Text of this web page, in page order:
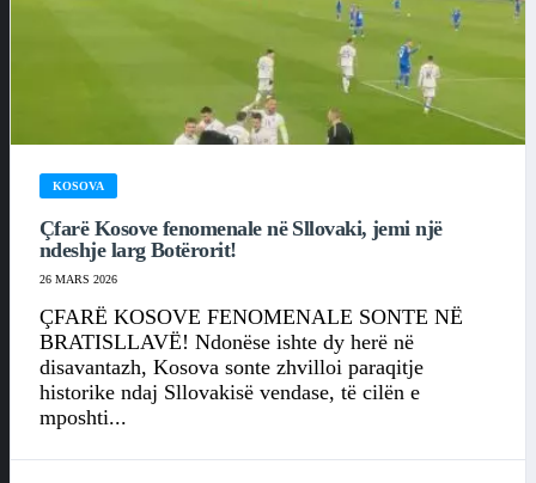
KOSOVA
Çfarë Kosove fenomenale në Sllovaki, jemi një
ndeshje larg Botërorit!
26 MARS 2026
ÇFARË KOSOVE FENOMENALE SONTE NË
BRATISLLAVË! Ndonëse ishte dy herë në
disavantazh, Kosova sonte zhvilloi paraqitje
historike ndaj Sllovakisë vendase, të cilën e
mposhti...